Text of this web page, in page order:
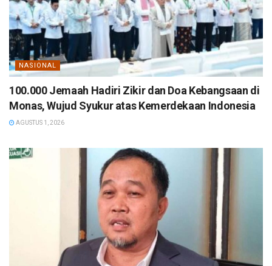
NASIONAL
100.000 Jemaah Hadiri Zikir dan Doa Kebangsaan di
Monas, Wujud Syukur atas Kemerdekaan Indonesia
AGUSTUS 1, 2026